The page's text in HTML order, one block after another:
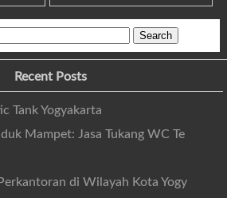
Recent Posts
Tank Yogyakarta
Mampet: Jasa Tukang WC Te
di Wilayah Kota Yogy